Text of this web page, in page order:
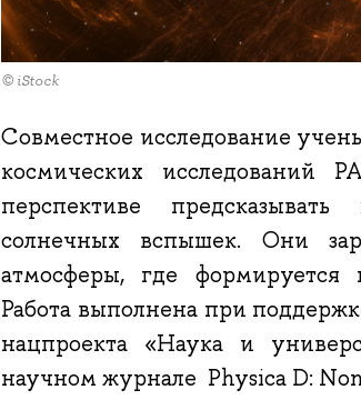
© iStock
Совместное исследование
космических
перспективе
солнечных вспышек. Они
атмосферы, где формируется
Работа выполнена при
нацпроекта «Наука и
научном журнале Physica D: